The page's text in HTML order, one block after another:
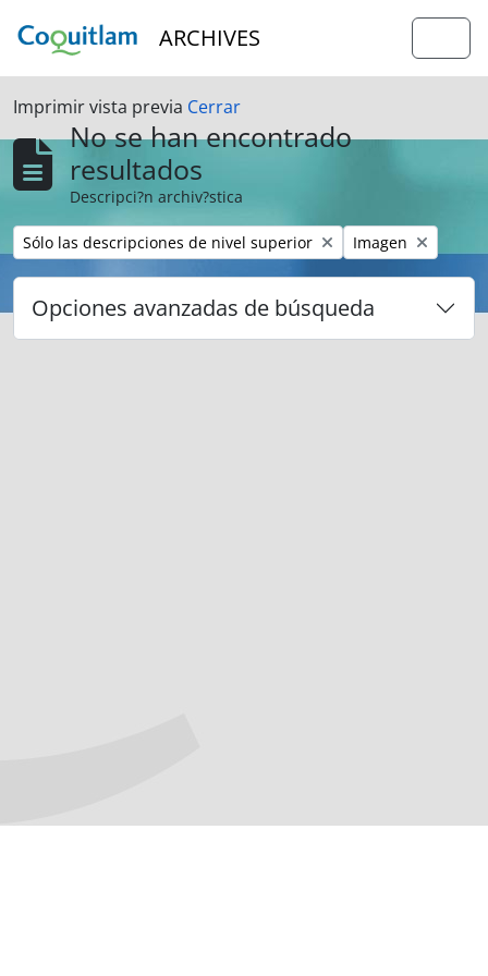
ARCHIVES
Imprimir vista previa Cerrar
No se han encontrado
resultados
Descripci?n archiv?stica
Remove filter:
Sólo las descripciones de nivel superior Remove filter:
Imagen
Opciones avanzadas de búsqueda